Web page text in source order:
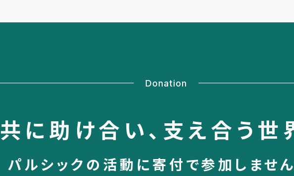
Donation
共に助け合い、 支え合う世
パルシックの活動に寄付で参加しませ